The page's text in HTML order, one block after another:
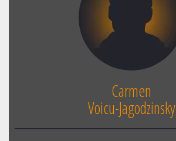
Carmen
Voicu-Jagodzinsky